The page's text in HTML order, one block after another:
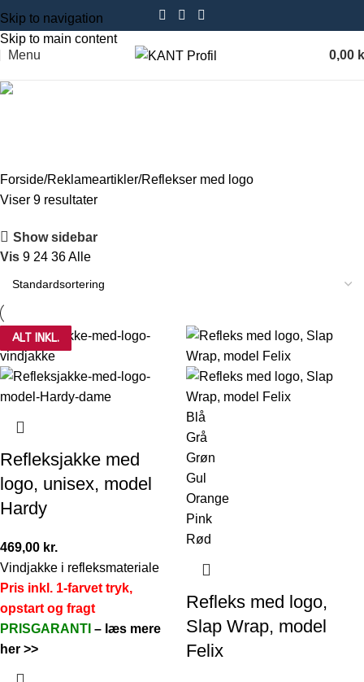
Skip to navigation
Skip to main content
Menu
0,00
Forside Reklameartikler Reflekser med logo
Viser 9 resultater
Show sidebar
Vis 9 24 36Alle
ALT INKL.
Refleksjakke med
logo, unisex, model
Hardy
469,00 kr.
Vindjakke i refleksmateriale
Pris inkl. 1-farvet tryk,
opstart og fragt
PRISGARANTI – læs mere
her >>
ALT INKL.
Blå
Grå
Grøn
Gul
Orange
Pink
Rød
Refleks med logo,
Slap Wrap, model
Felix
ALT INKL.
ALT INKL.
ALT INKL.
ALT INKL.
ALT INKL.
ALT INKL.